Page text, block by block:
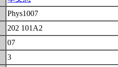
Phys1007
202 101A2
07
3